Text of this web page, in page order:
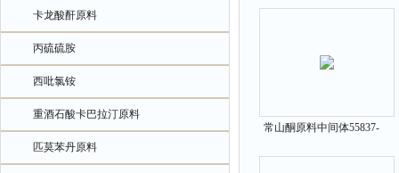
卡龙酸酐原料
丙硫硫胺
西吡氯铵
重酒石酸卡巴拉汀原料
匹莫苯丹原料
常山酮原料中间体55837-